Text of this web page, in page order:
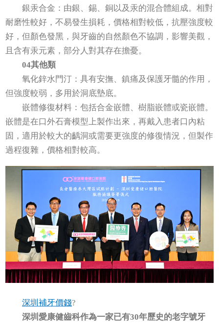
銀汞合金：由銀、錫、銅以及汞的混合體組成。相對
耐磨性較好，不易發生損耗，價格相對較低，抗壓強度較
好，但顏色發黑，與牙齒的自然顏色不協調，影響美觀，
且含有汞元素，部分人對其存在擔憂。
04其他類
氧化鋅水門汀：具有安撫、鎮痛及保護牙髓的作用，
但強度較弱，多用於洞底墊底。
嵌體修復材料：包括合金嵌體、樹脂嵌體或瓷嵌體。
嵌體是在口外石膏模型上製作出來，再戴入患者口內粘
固，適用於較大的齲洞或需要更強度的修復情況，但製作
過程復雜，價格相對較高。
深圳補牙價錢?
深圳愛康健齒科作為一家已有30年歷史的老字號牙